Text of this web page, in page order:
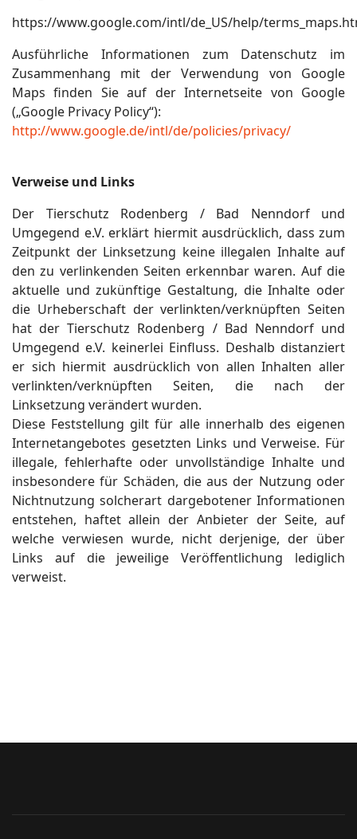
https://www.google.com/intl/de_US/help/
Ausführliche Informationen zum Datenschutz im
Zusammenhang mit der Verwendung von Google
Maps finden Sie auf der Internetseite von Google
(„Google Privacy Policy“):
http://www.google.de/intl/de/policies/privacy/
Verweise und Links
Der Tierschutz Rodenberg / Bad Nenndorf und
Umgegend e.V. erklärt hiermit ausdrücklich, dass zum
Zeitpunkt der Linksetzung keine illegalen Inhalte auf
den zu verlinkenden Seiten erkennbar waren. Auf die
aktuelle und zukünftige Gestaltung, die Inhalte oder
die Urheberschaft der verlinkten/verknüpften Seiten
hat der Tierschutz Rodenberg / Bad Nenndorf und
Umgegend e.V. keinerlei Einfluss. Deshalb distanziert
er sich hiermit ausdrücklich von allen Inhalten aller
verlinkten/verknüpften Seiten, die nach der
Linksetzung verändert wurden.
Diese Feststellung gilt für alle innerhalb des eigenen
Internetangebotes gesetzten Links und Verweise. Für
illegale, fehlerhafte oder unvollständige Inhalte und
insbesondere für Schäden, die aus der Nutzung oder
Nichtnutzung solcherart dargebotener Informationen
entstehen, haftet allein der Anbieter der Seite, auf
welche verwiesen wurde, nicht derjenige, der über
Links auf die jeweilige Veröffentlichung lediglich
verweist.